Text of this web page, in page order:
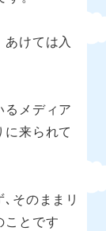
けては入
るメディア
に来られて
そのままリ
ことです